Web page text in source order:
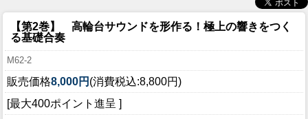
【第2巻】 高輪台サウンドを形作る！極上の響きをつく
る基礎合奏
M62-2
販売価格8,000円 (消費税込:8,800円)
[最大400ポイント進呈 ]